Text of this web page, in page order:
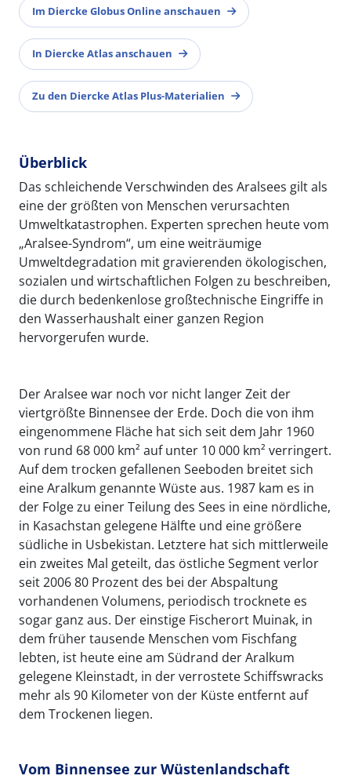
Im Diercke Globus Online anschauen
In Diercke Atlas anschauen
Zu den Diercke Atlas Plus-Materialien
Überblick
Das schleichende Verschwinden des Aralsees gilt als
eine der größten von Menschen verursachten
Umweltkatastrophen. Experten sprechen heute vom
„Aralsee-Syndrom“, um eine weiträumige
Umweltdegradation mit gravierenden ökologischen,
sozialen und wirtschaftlichen Folgen zu beschreiben,
die durch bedenkenlose großtechnische Eingriffe in
den Wasserhaushalt einer ganzen Region
hervorgerufen wurde.
Der Aralsee war noch vor nicht langer Zeit der
viertgrößte Binnensee der Erde. Doch die von ihm
eingenommene Fläche hat sich seit dem Jahr 1960
von rund 68 000 km² auf unter 10 000 km² verringert.
Auf dem trocken gefallenen Seeboden breitet sich
eine Aralkum genannte Wüste aus. 1987 kam es in
der Folge zu einer Teilung des Sees in eine nördliche,
in Kasachstan gelegene Hälfte und eine größere
südliche in Usbekistan. Letztere hat sich mittlerweile
ein zweites Mal geteilt, das östliche Segment verlor
seit 2006 80 Prozent des bei der Abspaltung
vorhandenen Volumens, periodisch trocknete es
sogar ganz aus. Der einstige Fischerort Muinak, in
dem früher tausende Menschen vom Fischfang
lebten, ist heute eine am Südrand der Aralkum
gelegene Kleinstadt, in der verrostete Schiffswracks
mehr als 90 Kilometer von der Küste entfernt auf
dem Trockenen liegen.
Vom Binnensee zur Wüstenlandschaft